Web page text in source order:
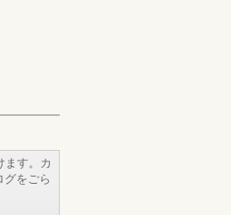
ます。カ
グをごら